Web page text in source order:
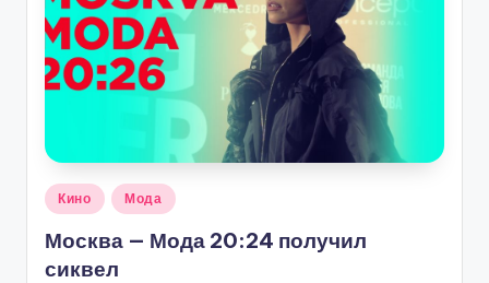
С
К
В
Опубликовано
Кино Мода
Москва — Мода 20:24 получил
сиквел